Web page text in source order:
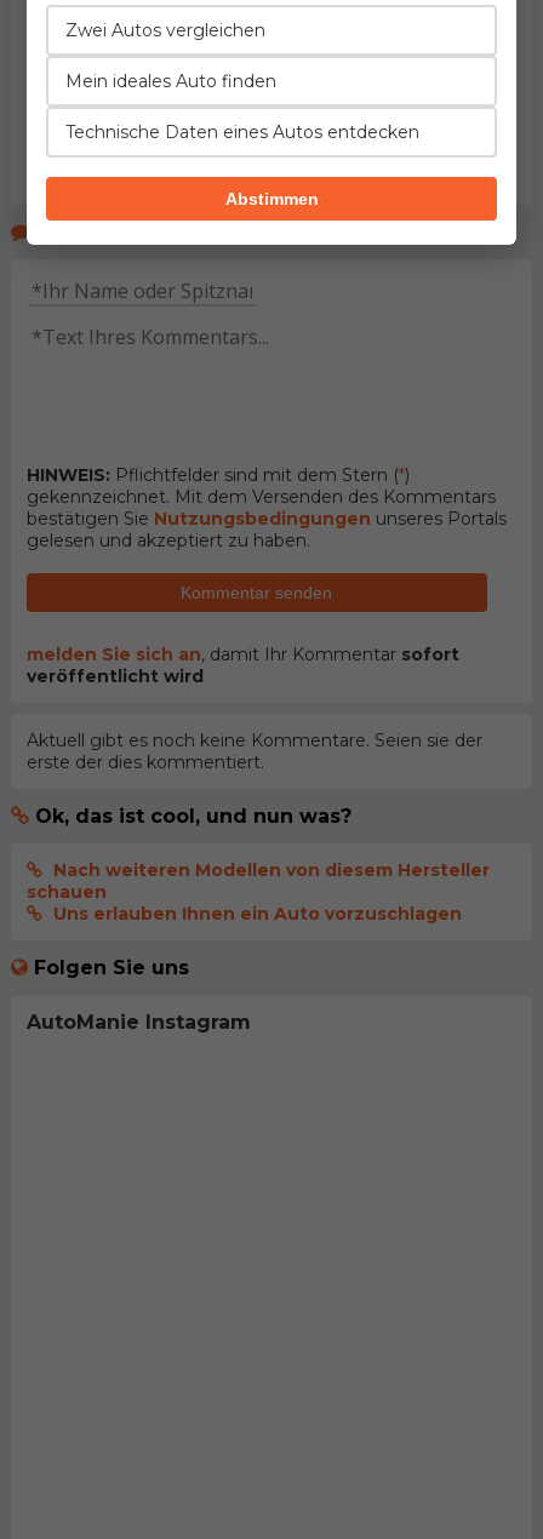
HINWEIS: Pflichtfelder sind mit dem Stern (*)
gekennzeichnet. Mit dem Versenden des Kommentars
bestätigen Sie Nutzungsbedingungen unseres Portals
gelesen und akzeptiert zu haben.
Kommentar senden
melden Sie sich an, damit Ihr Kommentar sofort
veröffentlicht wird
Aktuell gibt es noch keine Kommentare. Seien sie der
erste der dies kommentiert.
Ok, das ist cool, und nun was?
Nach weiteren Modellen von diesem Hersteller
schauen
Uns erlauben Ihnen ein Auto vorzuschlagen
Folgen Sie uns
AutoManie Instagram
Zwei Autos vergleichen
Mein ideales Auto finden
Technische Daten eines Autos entdecken
Abstimmen